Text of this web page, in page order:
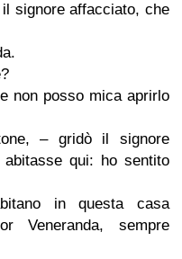
signore affacciato, che
non posso mica aprirlo
– gridò il signore
qui: ho sentito
in questa casa
Veneranda, sempre